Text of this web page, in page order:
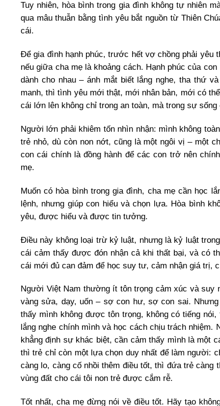
Tuy nhiên, hòa bình trong gia đình không tự nhiên
qua mâu thuẫn bằng tình yêu bắt nguồn từ Thiên
cái.
Để gia đình hạnh phúc, trước hết vợ chồng phải yêu
nếu giữa cha mẹ là khoảng cách. Hạnh phúc của
dành cho nhau – ánh mắt biết lắng nghe, tha thứ
manh, thì tình yêu mới thật, mới nhân bản, mới có
cái lớn lên không chỉ trong an toàn, mà trong sự
Người lớn phải khiêm tốn nhìn nhận: mình không
trẻ nhỏ, dù còn non nớt, cũng là một ngôi vị – một
con cái chính là đồng hành để các con trở nên
mẹ.
Muốn có hòa bình trong gia đình, cha mẹ cần học
lệnh, nhưng giúp con hiểu và chọn lựa. Hòa bình
yêu, được hiểu và được tin tưởng.
Điều này không loại trừ kỷ luật, nhưng là kỷ luật
cái cảm thấy được đón nhận cả khi thất bại, và có
cái mới đủ can đảm để học suy tư, cảm nhận giá trị,
Người Việt Nam thường ít tôn trọng cảm xúc và
vàng sửa, dạy, uốn – sợ con hư, sợ con sai.
thấy mình không được tôn trọng, không có tiếng
lắng nghe chính mình và học cách chịu trách
khẳng định sự khác biệt, cần cảm thấy mình là một
thì trẻ chỉ còn một lựa chọn duy nhất để làm người:
càng lo, càng cố nhồi thêm điều tốt, thì đứa trẻ
vùng đất cho cái tôi non trẻ được cắm rễ.
Tốt nhất, cha mẹ đừng nói về điều tốt. Hãy tạo